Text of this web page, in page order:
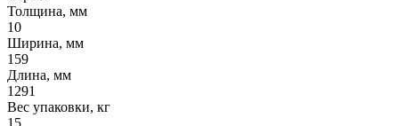
Толщина, мм
10
Ширина, мм
159
Длина, мм
1291
Вес упаковки, кг